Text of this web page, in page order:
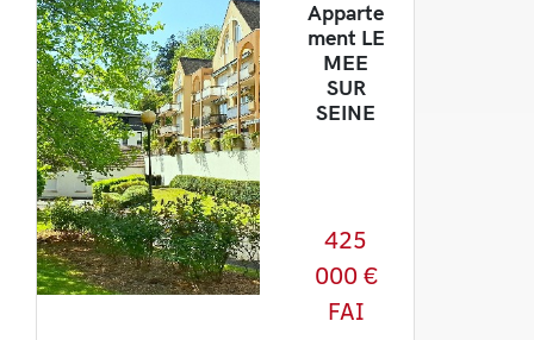
Apparte
ment LE
MEE
SUR
SEINE
425
000 €
FAI